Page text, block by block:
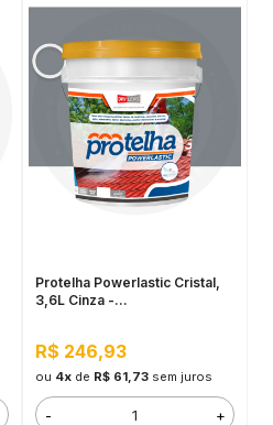
Protelha Powerlastic Cristal,
3,6L Cinza -
R$ 246,93
ou 4xde R$ 61,73 sem juros
- +